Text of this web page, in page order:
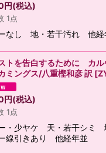
円(税込)
1点
なし 地・若干汚れ 他経
トを告白するために カル
ミングス/八重樫和彦 訳 [
円(税込)
1点
・少ヤケ 天・若干シミ
線引きあり 他経年並